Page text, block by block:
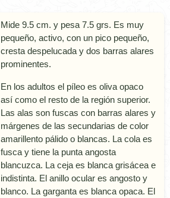
Mide 9.5 cm. y pesa 7.5 grs. Es muy
pequeño, activo, con un pico pequeño,
cresta despelucada y dos barras alares
prominentes.
En los adultos el pí­leo es oliva opaco
así­ como el resto de la región superior.
Las alas son fuscas con barras alares y
márgenes de las secundarias de color
amarillento pálido o blancas. La cola es
fusca y tiene la punta angosta
blancuzca. La ceja es blanca grisácea e
indistinta. El anillo ocular es angosto y
blanco. La garganta es blanca opaca. El